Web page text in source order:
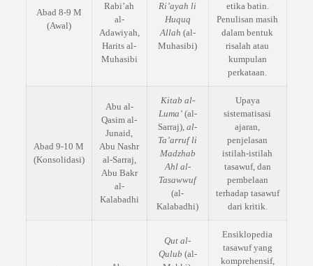
Abad 8-9 M
(Awal)
Rabi’ah
al-
Adawiyah,
Harits al-
Muhasibi
Ri’ayah li
Huquq
Allah (al-
Muhasibi)
etika batin.
Penulisan masih
dalam bentuk
risalah atau
kumpulan
perkataan.
Abad 9-10 M
(Konsolidasi)
Abu al-
Qasim al-
Junaid,
Abu Nashr
al-Sarraj,
Abu Bakr
al-
Kalabadhi
Kitab al-
Luma’(al-
Sarraj),al-
Ta’arruf li
Madzhab
Ahl al-
Tasawwuf
(al-
Kalabadhi)
Upaya
sistematisasi
ajaran,
penjelasan
istilah-istilah
tasawuf, dan
pembelaan
terhadap tasawuf
dari kritik.
Qut al-
Qulub (al-
Ensiklopedia
tasawuf yang
komprehensif,